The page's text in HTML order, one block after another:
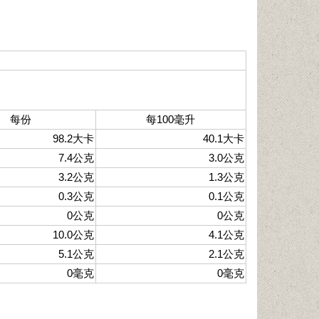
每份
每100毫升
98.2大卡
40.1大卡
7.4公克
3.0公克
3.2公克
1.3公克
0.3公克
0.1公克
0公克
0公克
10.0公克
4.1公克
5.1公克
2.1公克
0毫克
0毫克